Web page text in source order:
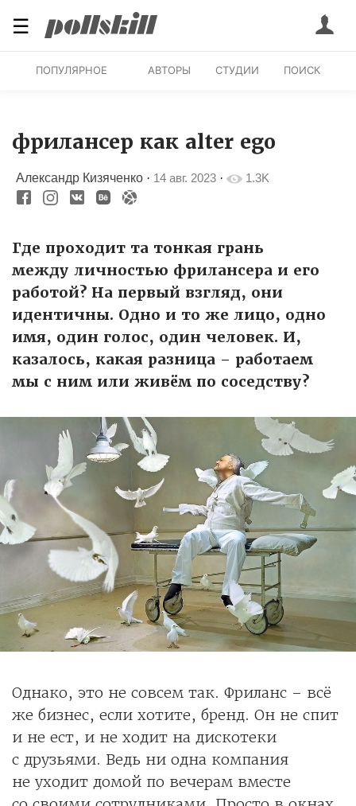
☰
ПОПУЛЯРНОЕ АВТОРЫ СТУДИИ ПОИСК
фрилансер как alter ego
Александр Кизяченко · 14 авг. 2023 · 1.3K
Где проходит та тонкая грань
между личностью фрилансера и его
работой? На первый взгляд, они
идентичны. Одно и то же лицо, одно
имя, один голос, один человек. И,
казалось, какая разница – работаем
мы с ним или живём по соседству?
Однако, это не совсем так. Фриланс – всё
же бизнес, если хотите, бренд. Он не спит
и не ест, и не ходит на дискотеки
с друзьями. Ведь ни одна компания
не уходит домой по вечерам вместе